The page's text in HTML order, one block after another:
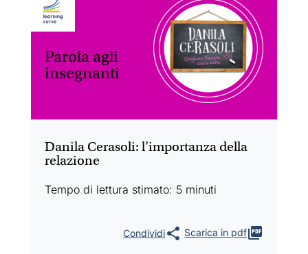
Parola agli
insegnanti
Danila Cerasoli: l’importanza della
relazione
Tempo di lettura stimato: 5 minuti
Scarica in pdf